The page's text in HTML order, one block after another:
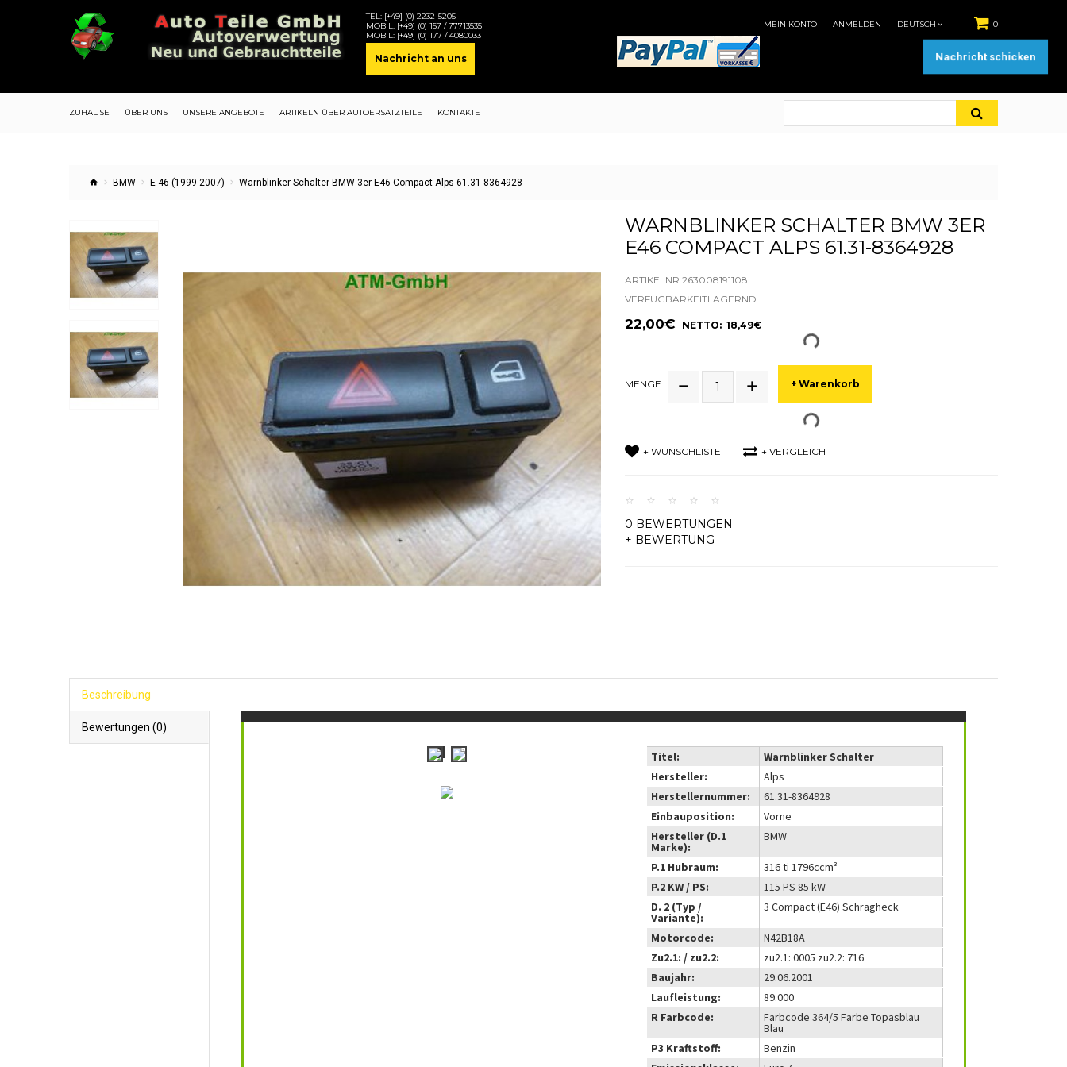
TEL: [+49] (0) 2232-5205
MOBIL: [+49] (0) 157 / 77713535
MOBIL: [+49] (0) 177 / 4080033
Nachricht an uns
0
MEIN KONTO ANMELDEN DEUTSCH
ZUHAUSE ÜBER UNS UNSERE ANGEBOTE ARTIKELN ÜBER AUTOERSATZTEILE KONTAKTE
BMW E-46 (1999-2007) Warnblinker Schalter BMW 3er E46 Compact Alps 61.31-8364928
WARNBLINKER SCHALTER BMW 3ER
E46 COMPACT ALPS 61.31-8364928
ARTIKELNR.263008191108
VERFÜGBARKEITLAGERND
22,00€ NETTO: 18,49€
MENGE + Warenkorb
+ WUNSCHLISTE + VERGLEICH
0 BEWERTUNGEN
+ BEWERTUNG
Beschreibung
Bewertungen (0)
Titel:
Warnblinker Schalter
Hersteller:
Alps
Herstellernummer:
61.31-8364928
Einbauposition:
Vorne
Hersteller (D.1
Marke):
BMW
P.1 Hubraum:
316 ti 1796ccm³
P.2 KW / PS:
115 PS 85 kW
D. 2 (Typ /
Variante):
3 Compact (E46) Schrägheck
Motorcode:
N42B18A
Zu2.1: / zu2.2:
zu2.1: 0005 zu2.2: 716
Baujahr:
29.06.2001
Laufleistung:
89.000
R Farbcode:
Farbcode 364/5 Farbe Topasblau
Blau
P3 Kraftstoff:
Benzin
Nachricht schicken